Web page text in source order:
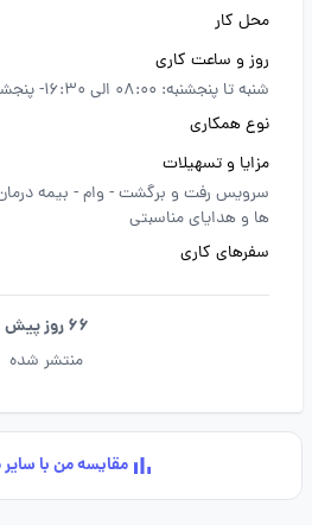
محل کار
روز و ساعت کاری
شنبه تا پنجشنبه: 08:00 الی 16:30- پنجشنبه ها یک هفته در میان
نوع همکاری
مزایا و تسهیلات
سرویس رفت و برگشت -وام - بیمه
ها و هدایای مناسبتی
سفرهای کاری
66 روز پیش
منتشر شده
مقایسه من با